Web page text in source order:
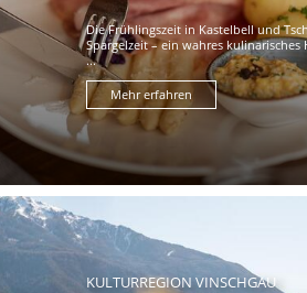
Die Frühlingszeit in Kastelbell und
Spargelzeit – ein wahres kulinarisches
...
Mehr erfahren
KULTURREGION VINSCHGAU